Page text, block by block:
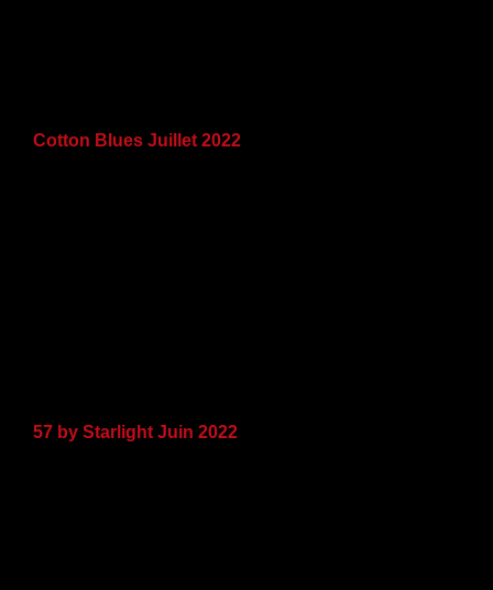
Cotton Blues Juillet 2022
57 by Starlight Juin 2022